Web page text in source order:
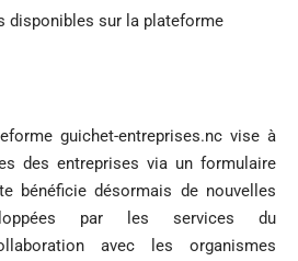
guichet-entreprises.nc vise à
des entreprises via un formulaire
bénéficie désormais de nouvelles
par les services du
avec les organismes